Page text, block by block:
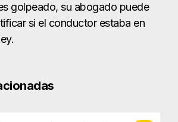
golpeado, su abogado puede
si el conductor estaba en